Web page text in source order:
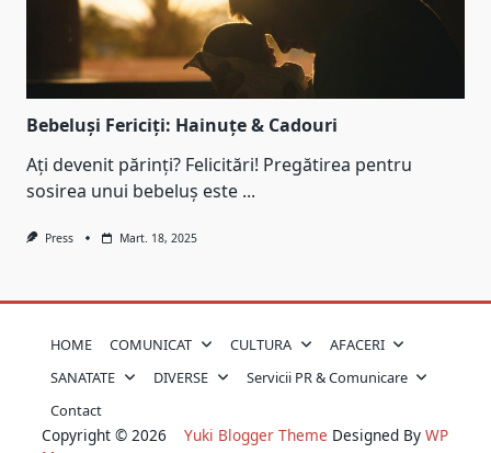
Bebeluși Fericiți: Hainuțe & Cadouri
Ați devenit părinți? Felicitări! Pregătirea pentru
sosirea unui bebeluș este ...
Press Mart. 18, 2025
HOME COMUNICAT CULTURA
AFACERI
SANATATE
DIVERSE
Servicii PR & Comunicare
Contact
Copyright © 2026 Yuki Blogger Theme Designed By WP